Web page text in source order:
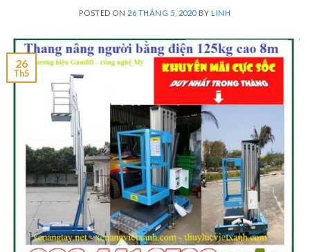
POSTED ON 26 THÁNG 5, 2020 BYLINH
26
Th5